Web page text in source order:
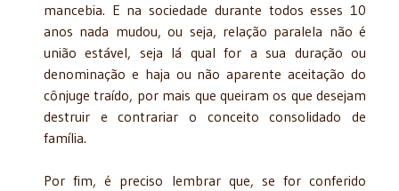
mancebia. E na sociedade durante todos esses 10
anos nada mudou, ou seja, relação paralela não é
união estável, seja lá qual for a sua duração ou
denominação e haja ou não aparente aceitação do
cônjuge traído, por mais que queiram os que desejam
destruir e contrariar o conceito consolidado de
família.
Por fim, é preciso lembrar que, se for conferido